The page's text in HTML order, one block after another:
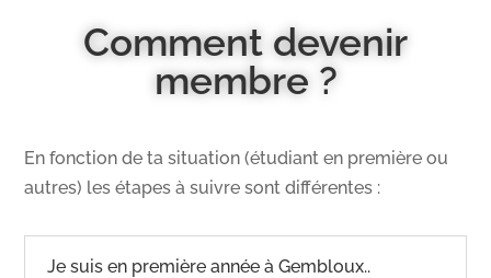
Comment devenir
membre ?
En fonction de ta situation (étudiant en première ou
autres) les étapes à suivre sont différentes :
Je suis en première année à Gembloux..